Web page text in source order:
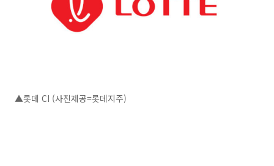
▲롯데 CI (사진제공=롯데지주)